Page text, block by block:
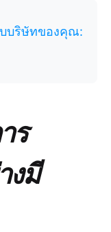
บริษัทของคุณ:
ร
งมี